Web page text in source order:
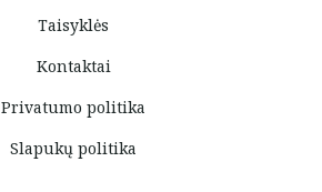
Taisyklės
Kontaktai
Privatumo politika
Slapukų politika